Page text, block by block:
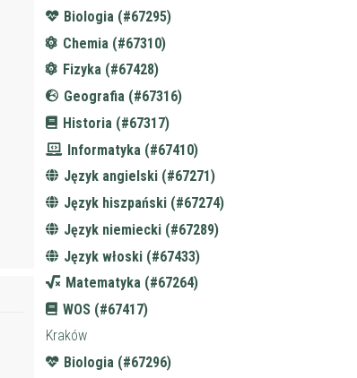
Biologia (#67295)
Chemia (#67310)
Fizyka (#67428)
Geografia (#67316)
Historia (#67317)
Informatyka (#67410)
Język angielski (#67271)
Język hiszpański (#67274)
Język niemiecki (#67289)
Język włoski (#67433)
Matematyka (#67264)
WOS (#67417)
Kraków
Biologia (#67296)